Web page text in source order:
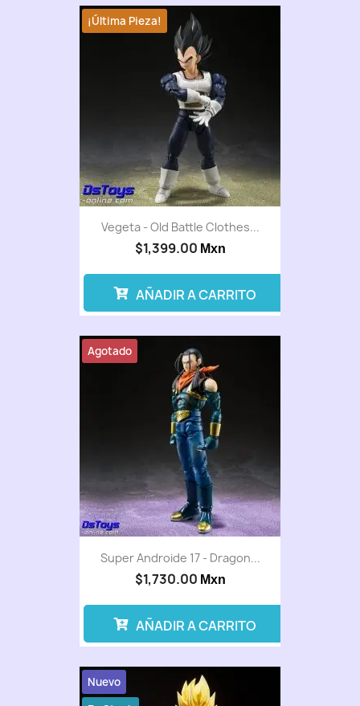
Vegeta - Old Battle Clothes...
$1,399.00 Mxn
¡Última Pieza!
AÑADIR A CARRITO
Super Androide 17 - Dragon...
$1,730.00 Mxn
Agotado
AÑADIR A CARRITO
Nuevo